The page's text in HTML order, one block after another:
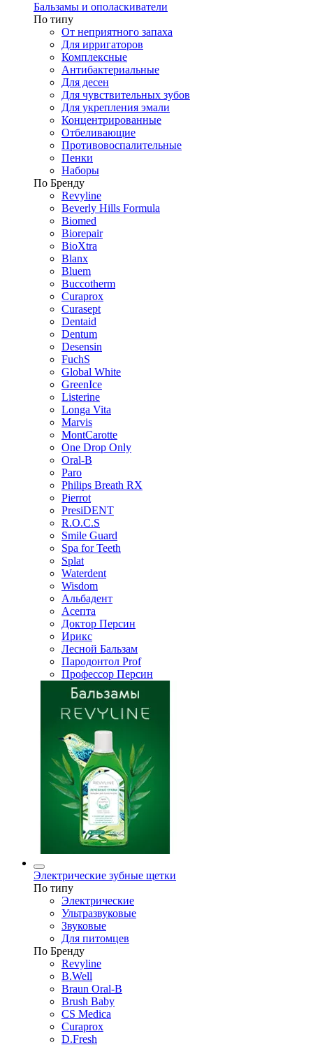
Бальзамы и ополаскиватели
По типу
От неприятного запаха
Для ирригаторов
Комплексные
Антибактериальные
Для десен
Для чувствительных зубов
Для укрепления эмали
Концентрированные
Отбеливающие
Противовоспалительные
Пенки
Наборы
По Бренду
Revyline
Beverly Hills Formula
Biomed
Biorepair
BioXtra
Blanx
Bluem
Buccotherm
Curaprox
Curasept
Dentaid
Dentum
Desensin
FuchS
Global White
GreenIce
Listerine
Longa Vita
Marvis
MontCarotte
One Drop Only
Oral-B
Paro
Philips Breath RX
Pierrot
PresiDENT
R.O.C.S
Smile Guard
Spa for Teeth
Splat
Waterdent
Wisdom
Альбадент
Асепта
Доктор Персин
Ирикс
Лесной Бальзам
Пародонтол Prof
Профессор Персин
Электрические зубные щетки
По типу
Электрические
Ультразвуковые
Звуковые
Для питомцев
По Бренду
Revyline
B.Well
Braun Oral-B
Brush Baby
CS Medica
Curaprox
D.Fresh